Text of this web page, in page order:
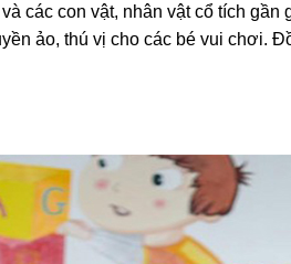
các con vật, nhân vật cổ tích
ảo, thú vị cho các bé vui chơi.